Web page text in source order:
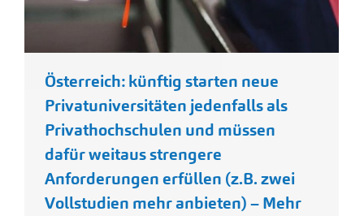
Österreich: künftig starten neue
Privatuniversitäten jedenfalls als
Privathochschulen und müssen
dafür weitaus strengere
Anforderungen erfüllen (z.B. zwei
Vollstudien mehr anbieten) – Mehr